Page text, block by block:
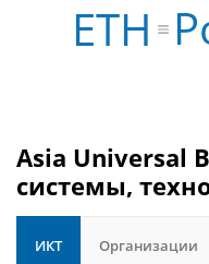
ETH
Asia Universal
системы,
ИКТ Организации